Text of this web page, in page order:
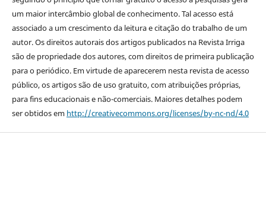
um maior intercâmbio global de conhecimento. Tal acesso está
associado a um crescimento da leitura e citação do trabalho de um
autor. Os direitos autorais dos artigos publicados na Revista Irriga
são de propriedade dos autores, com direitos de primeira publicação
para o periódico. Em virtude de aparecerem nesta revista de acesso
público, os artigos são de uso gratuito, com atribuições próprias,
para fins educacionais e não-comerciais. Maiores detalhes podem
ser obtidos em http://creativecommons.org/licenses/by-nc-nd/4.0